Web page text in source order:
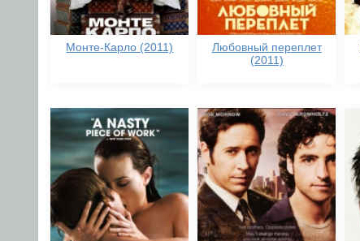
Монте-Карло (2011)
Любовный переплет
(2011)